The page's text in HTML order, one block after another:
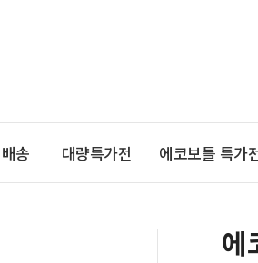
송 대량특가전 에코보틀 특가
에